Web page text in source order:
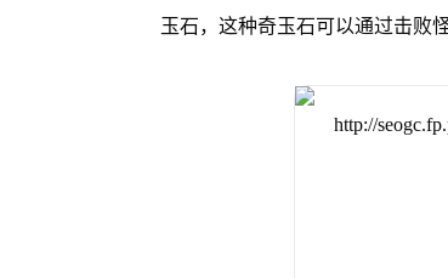
玉石， 这种奇玉石可以通过击败